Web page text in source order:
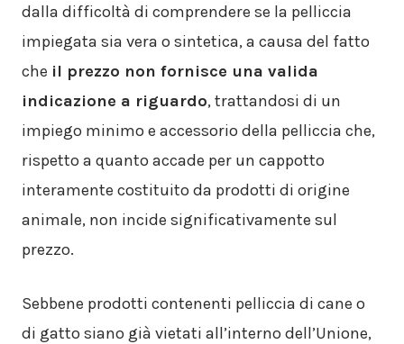
dalla difficoltà di comprendere se la pelliccia
impiegata sia vera o sintetica, a causa del fatto
che il prezzo non fornisce una valida
indicazione a riguardo, trattandosi di un
impiego minimo e accessorio della pelliccia che,
rispetto a quanto accade per un cappotto
interamente costituito da prodotti di origine
animale, non incide significativamente sul
prezzo.
Sebbene prodotti contenenti pelliccia di cane o
di gatto siano già vietati all’interno dell’Unione,